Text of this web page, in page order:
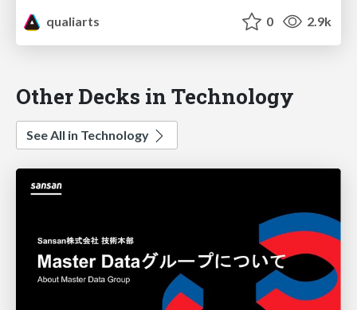
qualiarts
0 2.9k
Other Decks in Technology
See All in Technology